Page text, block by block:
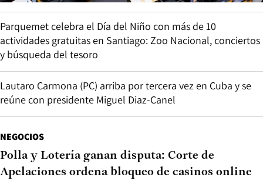
Parquemet celebra el Día del Niño con más de 10
actividades gratuitas en Santiago: Zoo Nacional, conciertos
y búsqueda del tesoro
Lautaro Carmona (PC) arriba por tercera vez en Cuba y se
reúne con presidente Miguel Diaz-Canel
NEGOCIOS
Polla y Lotería ganan disputa: Corte de
Apelaciones ordena bloqueo de casinos online